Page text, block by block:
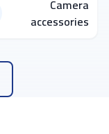
Camera
accessories